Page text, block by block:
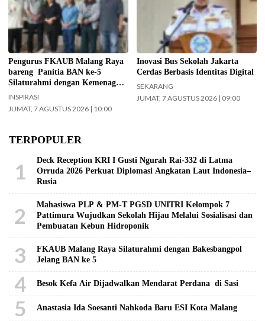
beserta perwakilan panitia
pelaksana Barikan Anak Nusantara
(BAN) Ke – 5 silaturahmi dengan
Yayasan Masjid Agung Jami Kota
Malang. Selain itu juga silaturahmi
dengan jajaran Kantor
Kementerian Agama (Kemenag)
Kabupaten Malang. (Foto: ist)
Pengurus FKAUB Malang Raya
bareng Panitia BAN ke-5
Silaturahmi dengan Kemenag
Kabupaten Malang dan Yayasan
INSPIRASI
JUMAT, 7 AGUSTUS 2026 | 10:00
Koharudin. (Foto: Nugroho Sejati-
beritajakarta.id)
Inovasi Bus Sekolah Jakarta
Cerdas Berbasis Identitas Digital
SEKARANG
JUMAT, 7 AGUSTUS 2026 | 09:00
TERPOPULER
1
Deck Reception KRI I Gusti Ngurah Rai-332 di Latma
Orruda 2026 Perkuat Diplomasi Angkatan Laut Indonesia–
Rusia
2
Mahasiswa PLP & PM-T PGSD UNITRI Kelompok 7
Pattimura Wujudkan Sekolah Hijau Melalui Sosialisasi dan
Pembuatan Kebun Hidroponik
3
FKAUB Malang Raya Silaturahmi dengan Bakesbangpol
Jelang BAN ke 5
4 Besok Kefa Air Dijadwalkan Mendarat Perdana di Sasi
5 Anastasia Ida Soesanti Nahkoda Baru ESI Kota Malang